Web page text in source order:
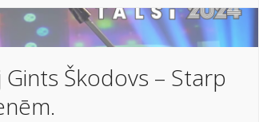
Škodovs – Starp